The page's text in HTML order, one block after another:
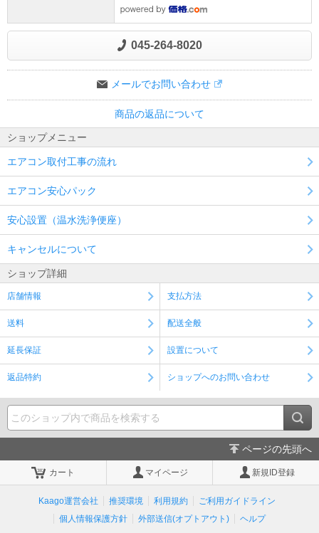
045-264-8020
メールでお問い合わせ
商品の返品について
ショップメニュー
エアコン取付工事の流れ
エアコン安心パック
安心設置（温水洗浄便座）
キャンセルについて
ショップ詳細
店舗情報 支払方法
送料 配送全般
延長保証 設置について
返品特約 ショップへのお問い合わせ
ページの先頭へ
カート マイページ 新規ID登録
Kaago運営会社 推奨環境 利用規約
ご利用ガイドライン
個人情報保護方針
外部送信(オプトアウト) ヘルプ